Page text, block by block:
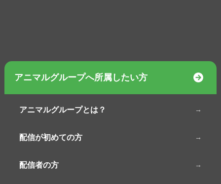
アニマルグループへ所属したい方
アニマルグループとは？
配信が初めての方
配信者の方